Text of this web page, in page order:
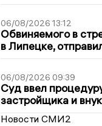
06/08/2026 13:12
Обвиняемого в
в Липецке,
06/08/2026 09:39
Суд ввел
застройщика и
Новости СМИ2